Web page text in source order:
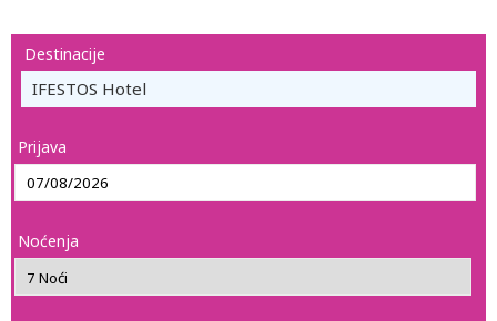
Destinacije
IFESTOS Hotel
Prijava
Noćenja